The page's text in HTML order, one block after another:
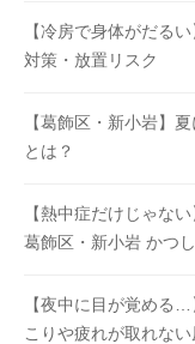
【冷房で身体がだる
対策・放置リスク
【葛飾区・新小岩】
とは？
【熱中症だけじゃな
葛飾区・新小岩 かつ
【夜中に目が覚める
こりや疲れが取れない